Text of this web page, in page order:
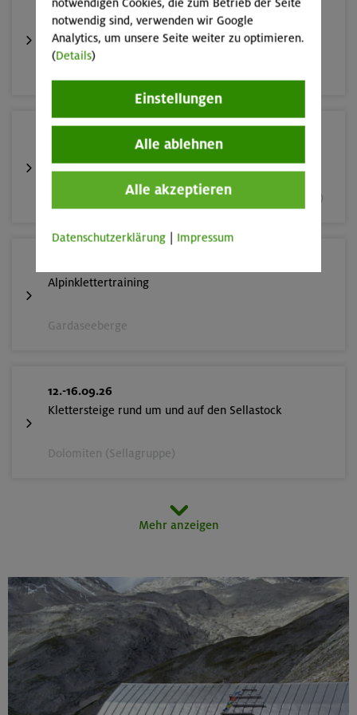
02.-06.09.26
Durchquerung der Monzoni- und der Latemargruppe
München und Umgebung (inkl. bayer. Voralpenraum)
Alpinklettertraining
Gardaseeberge
12.-16.09.26
Klettersteige rund um und auf den Sellastock
Dolomiten (Sellagruppe)
München und Umgebung (inkl. bayer. Voralpenraum)
26.-30.09.26
Stiege und Steige in der Sächsischen Schweiz
Elbsandsteingebirge
Mehr anzeigen
notwendig sind, verwenden wir Google
Analytics, um unsere Seite weiter zu optimieren.
(Details)
Einstellungen
Alle ablehnen
Alle akzeptieren
Datenschutzerklärung Impressum